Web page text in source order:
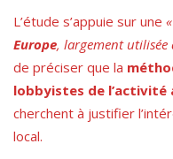
L’étude s’appuie sur une
Europe, largement utilisée
de préciser que la
lobbyistes de l’activité
cherchent à justifier
local.